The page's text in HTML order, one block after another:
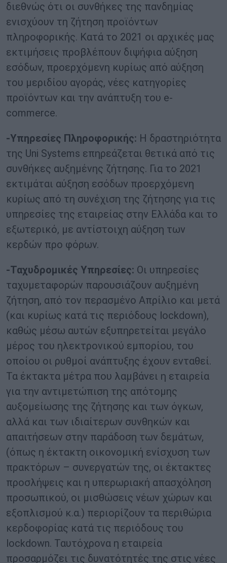
διεθνώς ότι οι συνθήκες της πανδημίας
ενισχύουν τη ζήτηση προϊόντων
πληροφορικής. Κατά το 2021 οι αρχικές μας
εκτιμήσεις προβλέπουν διψήφια αύξηση
εσόδων, προερχόμενη κυρίως από αύξηση
του μεριδίου αγοράς, νέες κατηγορίες
προϊόντων και την ανάπτυξη του e-
commerce.
-Υπηρεσίες Πληροφορικής: H δραστηριότητα
της Uni Systems επηρεάζεται θετικά από τις
συνθήκες αυξημένης ζήτησης. Για το 2021
εκτιμάται αύξηση εσόδων προερχόμενη
κυρίως από τη συνέχιση της ζήτησης για τις
υπηρεσίες της εταιρείας στην Ελλάδα και το
εξωτερικό, με αντίστοιχη αύξηση των
κερδών προ φόρων.
-Ταχυδρομικές Υπηρεσίες: Οι υπηρεσίες
ταχυμεταφορών παρουσιάζουν αυξημένη
ζήτηση, από τον περασμένο Απρίλιο και μετά
(και κυρίως κατά τις περιόδους lockdown),
καθώς μέσω αυτών εξυπηρετείται μεγάλο
μέρος του ηλεκτρονικού εμπορίου, του
οποίου οι ρυθμοί ανάπτυξης έχουν ενταθεί.
Τα έκτακτα μέτρα που λαμβάνει η εταιρεία
για την αντιμετώπιση της απότομης
αυξομείωσης της ζήτησης και των όγκων,
αλλά και των ιδιαίτερων συνθηκών και
απαιτήσεων στην παράδοση των δεμάτων,
(όπως η έκτακτη οικονομική ενίσχυση των
πρακτόρων – συνεργατών της, οι έκτακτες
προσλήψεις και η υπερωριακή απασχόληση
προσωπικού, οι μισθώσεις νέων χώρων και
εξοπλισμού κ.α.) περιορίζουν τα περιθώρια
κερδοφορίας κατά τις περιόδους του
lockdown. Ταυτόχρονα η εταιρεία
προσαρμόζει τις δυνατότητές της στις νέες